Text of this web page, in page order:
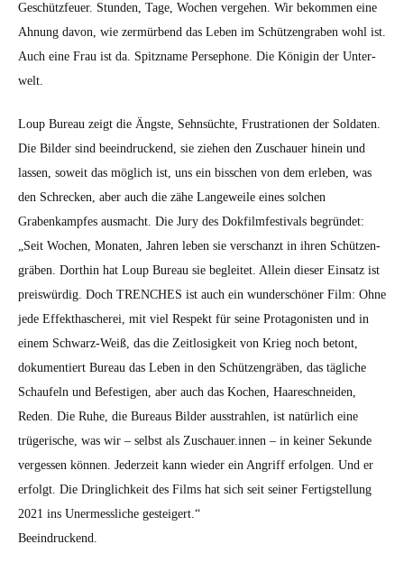
Geschützfeuer. Stun­den, Tage, Wochen verge­hen. Wir bekom­men eine
Ahnung davon, wie zer­mür­bend das Leben im Schützen­graben wohl ist.
Auch eine Frau ist da. Spitz­name Perse­phone. Die Köni­gin der Unter­
welt.
Loup Bureau zeigt die Äng­ste, Sehn­süchte, Frus­tra­tio­nen der Sol­dat­en.
Die Bilder sind beein­druck­end, sie ziehen den Zuschauer hinein und
lassen, soweit das möglich ist, uns ein biss­chen von dem erleben, was
den Schreck­en, aber auch die zähe Langeweile eines solchen
Grabenkampfes aus­macht. Die Jury des Dok­film­fes­ti­vals begrün­det:
„Seit Wochen, Monat­en, Jahren leben sie ver­schanzt in ihren Schützen­
gräben. Dor­thin hat Loup Bureau sie begleit­et. Allein dieser Ein­satz ist
preiswürdig. Doch TRENCHES ist auch ein wun­der­schön­er Film: Ohne
jede Effek­thascherei, mit viel Respekt für seine Pro­tag­o­nis­ten und in
einem Schwarz-Weiß, das die Zeit­losigkeit von Krieg noch betont,
doku­men­tiert Bureau das Leben in den Schützen­gräben, das tägliche
Schaufeln und Befes­ti­gen, aber auch das Kochen, Haareschnei­den,
Reden. Die Ruhe, die Bureaus Bilder ausstrahlen, ist natür­lich eine
trügerische, was wir – selb­st als Zuschauer.innen – in kein­er Sekunde
vergessen kön­nen. Jed­erzeit kann wieder ein Angriff erfol­gen. Und er
erfol­gt. Die Dringlichkeit des Films hat sich seit sein­er Fer­tig­stel­lung
2021 ins Uner­messliche gesteigert.“
Beein­druck­end.